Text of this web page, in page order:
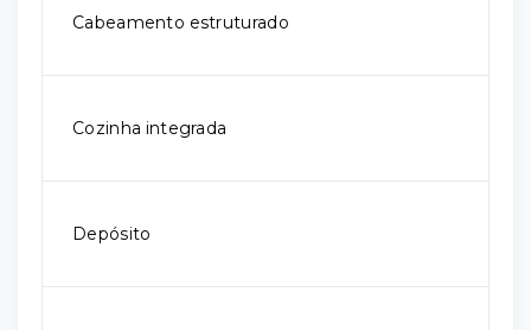
Cabeamento estruturado
Cozinha integrada
Depósito